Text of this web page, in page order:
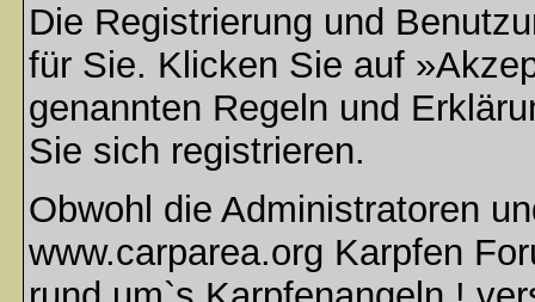
Die Registrierung und
für Sie. Klicken Sie auf
genannten Regeln und
Sie sich registrieren.
Obwohl die Administratoren
www.carparea.org Karpfen